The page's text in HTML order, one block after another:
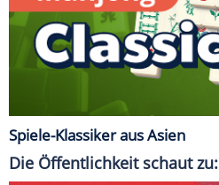
Spiele-Klassiker aus Asien
Die Öffentlichkeit schaut zu: